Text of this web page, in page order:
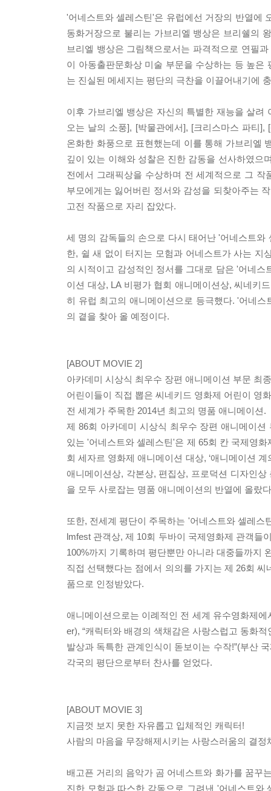
'어네스트와 셀레스틴'은 유럽에선 거장의 반열에
동화거장으로 불리는 가브리엘 뱅상은 브리쉘의
브리엘 뱅상은 그림책으로서는 파격적으로 연필
이 아동출판문화상 미술 부문을 수상하는 등 높
는 진실된 메세지는 평단의 극찬을 이끌어내기에
이후 가브리엘 뱅상은 자신의 특별한 재능을 살려
오는 날의 소풍], [박물관에서], [크리스마스 파티
온화한 화풍으로 표현했는데 이를 통해 가브리엘
깊이 있는 이해와 성찰은 진한 감동을 선사하였으
전에서 그래픽상을 수상하며 전 세계적으로 그
부모에게는 잃어버린 정서와 감성을 되찾아주는
고전 작품으로 자리 잡았다.
세 명의 감독들의 손으로 다시 태어난 '어네스트
한, 쉴 새 없이 터지는 모험과 어네스트가 사는 지
의 시적이고 감성적인 정서를 그대로 담은 '어네
이션 대상, LA 비평가 협회 애니메이션상, 씨네키
히 유럽 최고의 애니메이션으로 등극했다. '어네
의 곁을 찾아 올 예정이다.
[ABOUT MOVIE 2]
아카데미 시상식 최우수 장편 애니메이션 부문 최
어린이들이 직접 뽑은 씨네키드 영화제 어린이 영
전 세계가 주목한 2014년 최고의 명품 애니메이션.
제 86회 아카데미 시상식 최우수 장편 애니메이
있는 '어네스트와 셀레스틴'은 제 65회 칸 국제영
회 세자르 영화제 애니메이션 대상, ‘애니메이션
애니메이션상, 각본상, 편집상, 프로덕션 디자인
을 모두 사로잡는 명품 애니메이션의 반열에 올랐
또한, 전세계 평단이 주목하는 '어네스트와 셀레스
lmfest 관객상, 제 10회 두바이 국제영화제 관객들
100%까지 기록하며 평단뿐만 아니라 대중들까지
직접 선택했다는 점에서 의의를 가지는 제 26회
품으로 인정받았다.
애니메이션으로는 이례적인 전 세계 유수영화제
er), “캐릭터와 배경의 색채감은 사랑스럽고 동화
발상과 독특한 관계인식이 돋보이는 수작!”(부산
각국의 평단으로부터 찬사를 얻었다.
[ABOUT MOVIE 3]
지금껏 보지 못한 자유롭고 입체적인 캐릭터!
사람의 마음을 무장해제시키는 사랑스러움의 결정
배고픈 거리의 음악가 곰 어네스트와 화가를 꿈꾸
진한 모험과 따스한 감동으로 그려낸 '어네스트와